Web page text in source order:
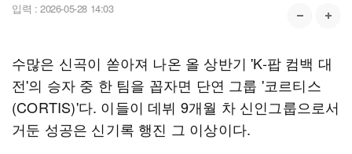
입력 : 2026-05-28 14:03
수많은 신곡이 쏟아져 나온 올 상반기 'K-팝 컴백 대
전'의 승자 중 한 팀을 꼽자면 단연 그룹 '코르티스
(CORTIS)'다. 이들이 데뷔 9개월 차 신인그룹으로서
거둔 성공은 신기록 행진 그 이상이다.